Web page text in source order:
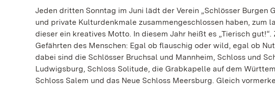
Jeden dritten Sonntag im Juni lädt der Verein „Schlösser
und private Kulturdenkmale zusammengeschlossen haben, zum
dieser ein kreatives Motto. In diesem Jahr heißt es „Tierisch
Gefährten des Menschen: Egal ob flauschig oder wild, egal ob
dabei sind die Schlösser Bruchsal und Mannheim, Schloss und
Ludwigsburg, Schloss Solitude, die Grabkapelle auf dem
Schloss Salem und das Neue Schloss Meersburg. Gleich